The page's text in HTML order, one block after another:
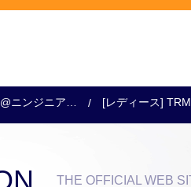
クラブ・会社情報 レディース
ニンジニア… [レディース]
THE OFFICIAL WEB